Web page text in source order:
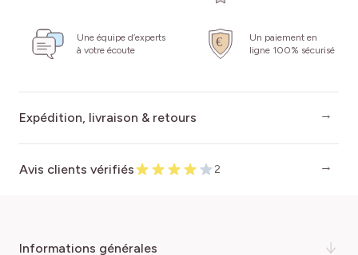
Une équipe d’experts
à votre écoute
Un paiement en
ligne 100% sécurisé
Expédition, livraison & retours
Avis clients vérifiés 2
informations générales